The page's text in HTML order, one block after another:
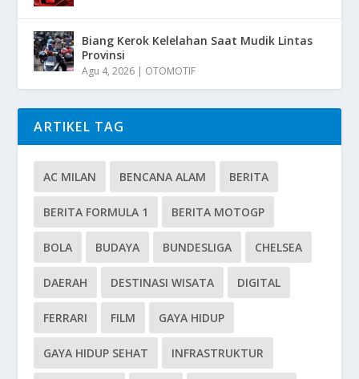
Biang Kerok Kelelahan Saat Mudik Lintas
Provinsi
Agu 4, 2026 | OTOMOTIF
ARTIKEL TAG
AC MILAN BENCANA ALAM BERITA
BERITA FORMULA 1 BERITA MOTOGP
BOLA BUDAYA BUNDESLIGA CHELSEA
DAERAH DESTINASI WISATA DIGITAL
FERRARI FILM GAYA HIDUP
GAYA HIDUP SEHAT INFRASTRUKTUR